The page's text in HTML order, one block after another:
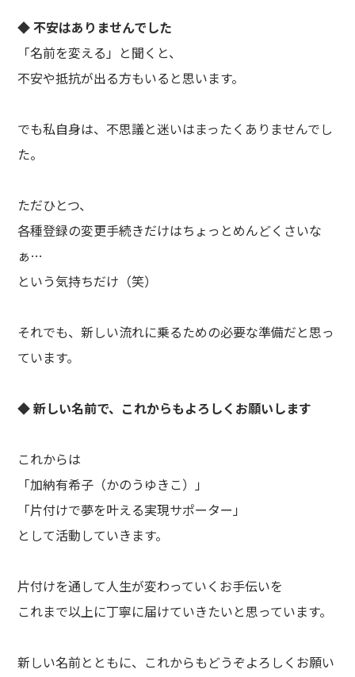
◆ 不安はありませんでした
「名前を変える」と聞くと、
不安や抵抗が出る方もいると思います。
でも私自身は、不思議と迷いはまったくありませんでし
た。
ただひとつ、
各種登録の変更手続きだけはちょっとめんどくさいな
ぁ…
という気持ちだけ（笑）
それでも、新しい流れに乗るための必要な準備だと思っ
ています。
◆ 新しい名前で、これからもよろしくお願いします
これからは
「加納有希子（かのうゆきこ）」
「片付けで夢を叶える実現サポーター」
として活動していきます。
片付けを通して人生が変わっていくお手伝いを
これまで以上に丁寧に届けていきたいと思っています。
新しい名前とともに、これからもどうぞよろしくお願い